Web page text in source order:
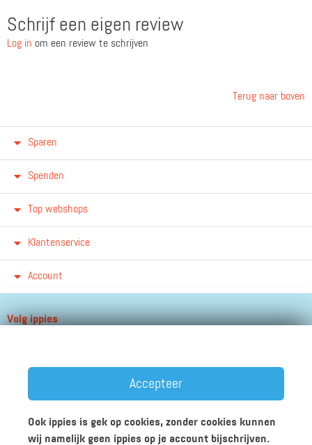
Schrijf een eigen review
Log in om een review te schrijven
Terug naar boven
Sparen
Spenden
Top webshops
Klantenservice
Account
Volg ippies
Accepteer
Ook ippies is gek op cookies, zonder cookies kunnen
wij namelijk geen ippies op je account bijschrijven.